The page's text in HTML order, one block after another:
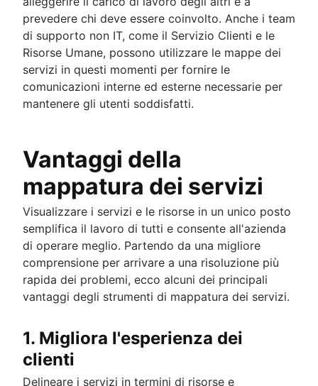
umane
prevedere chi deve essere coinvolto. Anche i team
di supporto non IT, come il Servizio Clienti e le
Risorse Umane, possono utilizzare le mappe dei
servizi in questi momenti per fornire le
comunicazioni interne ed esterne necessarie per
mantenere gli utenti soddisfatti.
Vantaggi della
mappatura dei servizi
Visualizzare i servizi e le risorse in un unico posto
semplifica il lavoro di tutti e consente all'azienda
di operare meglio. Partendo da una migliore
comprensione per arrivare a una risoluzione più
rapida dei problemi, ecco alcuni dei principali
vantaggi degli strumenti di mappatura dei servizi.
1. Migliora l'esperienza dei
clienti
Delineare i servizi in termini di risorse e